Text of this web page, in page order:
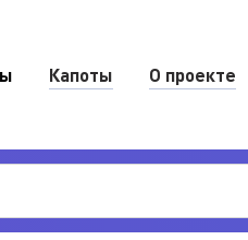
Капоты О проекте